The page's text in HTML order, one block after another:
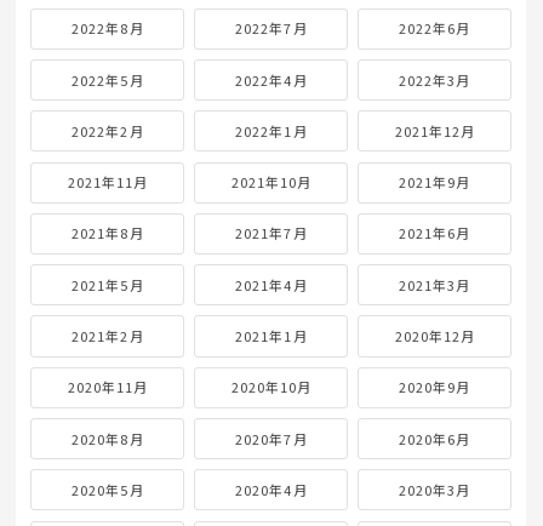
2022年8月 2022年7月 2022年6月
2022年5月 2022年4月 2022年3月
2022年2月 2022年1月 2021年12月
2021年11月 2021年10月 2021年9月
2021年8月 2021年7月 2021年6月
2021年5月 2021年4月 2021年3月
2021年2月 2021年1月 2020年12月
2020年11月 2020年10月 2020年9月
2020年8月 2020年7月 2020年6月
2020年5月 2020年4月 2020年3月